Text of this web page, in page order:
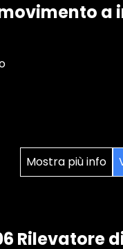
a
Mostra più info
Rilevatore